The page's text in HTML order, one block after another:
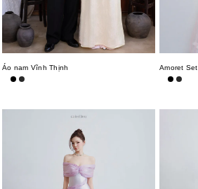
Áo nam Vĩnh Thịnh Amoret Set